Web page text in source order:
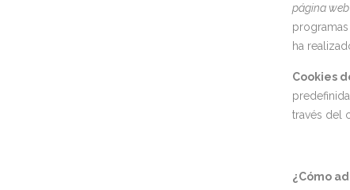
página
ha
Cookies
través del
¿Cómo